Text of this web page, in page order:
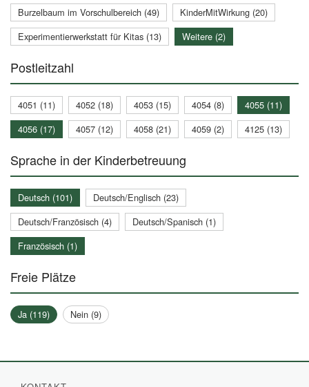
Burzelbaum im Vorschulbereich (49)
KinderMitWirkung (20)
Experimentierwerkstatt für Kitas (13)
Weitere (2)
Postleitzahl
4051 (11) 4052 (18) 4053 (15) 4054 (8)
4055 (11)
4056 (17)
4057 (12) 4058 (21) 4059 (2) 4125 (13)
Sprache in der Kinderbetreuung
Deutsch (101)
Deutsch/Englisch (23)
Deutsch/Französisch (4)
Deutsch/Spanisch (1)
Französisch (1)
Freie Plätze
Ja (119) Nein (9)